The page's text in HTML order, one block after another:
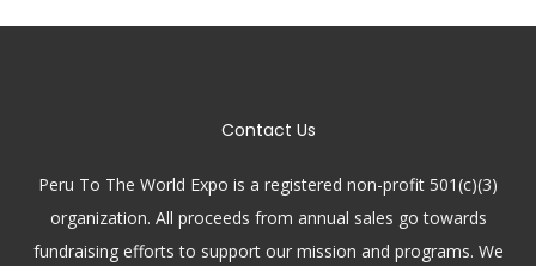
Contact Us
Peru To The World Expo is a registered non-profit 501(c)(3)
organization. All proceeds from annual sales go towards
fundraising efforts to support our mission and programs. We